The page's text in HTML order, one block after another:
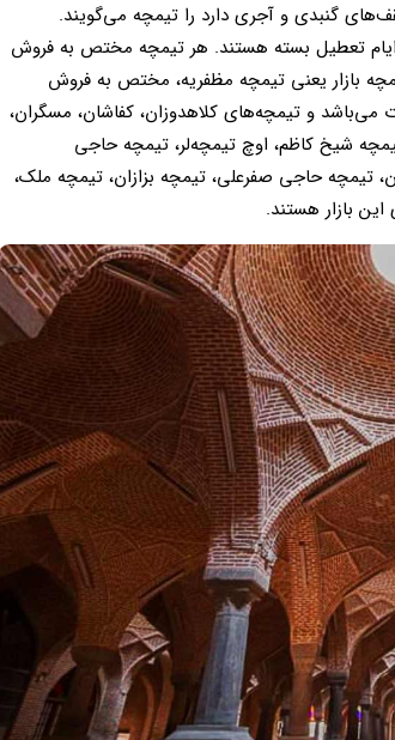
گنبدی و آجری دارد را تیمچه می‌گویند.
تعطیل بسته هستند. هر تیمچه مختص به فروش
بازار یعنی تیمچه مظفریه، مختص به فروش
و تیمچه‌های کلاهدوزان، کفاشان، مسگران،
شیخ کاظم، اوچ تیمچه‌لر، تیمچه حاجی
تیمچه حاجی صفرعلی، تیمچه بزازان، تیمچه ملک،
بازار هستند.